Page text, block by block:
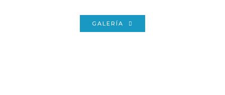
GALERÍA